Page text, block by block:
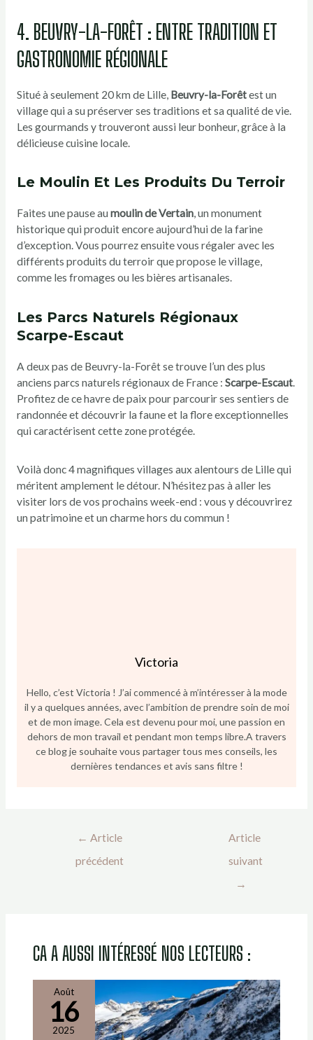
4. BEUVRY-LA-FORÊT : ENTRE TRADITION ET
GASTRONOMIE RÉGIONALE
Situé à seulement 20 km de Lille, Beuvry-la-Forêtest un
village qui a su préserver ses traditions et sa qualité de vie.
Les gourmands y trouveront aussi leur bonheur, grâce à la
délicieuse cuisine locale.
Le Moulin Et Les Produits Du Terroir
Faites une pause au moulin de Vertain, un monument
historique qui produit encore aujourd’hui de la farine
d’exception. Vous pourrez ensuite vous régaler avec les
différents produits du terroir que propose le village,
comme les fromages ou les bières artisanales.
Les Parcs Naturels Régionaux
Scarpe-Escaut
A deux pas de Beuvry-la-Forêt se trouve l’un des plus
anciens parcs naturels régionaux de France : Scarpe-Escaut.
Profitez de ce havre de paix pour parcourir ses sentiers de
randonnée et découvrir la faune et la flore exceptionnelles
qui caractérisent cette zone protégée.
Voilà donc 4 magnifiques villages aux alentours de Lille qui
méritent amplement le détour. N’hésitez pas à aller les
visiter lors de vos prochains week-end : vous y découvrirez
un patrimoine et un charme hors du commun !
Hello, c’est Victoria ! J’ai commencé à m’intéresser à la mode
et de mon image. Cela est devenu pour moi, une passion en
dehors de mon travail et pendant mon temps libre.A travers
ce blog je souhaite vous partager tous mes conseils, les
dernières tendances et avis sans filtre !
Août
16
2025